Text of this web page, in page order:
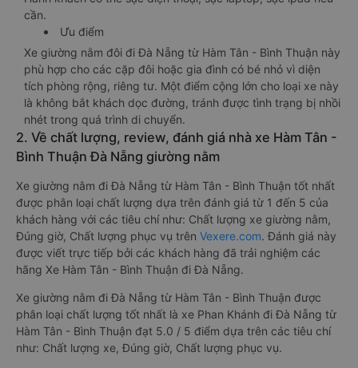
cần.
Ưu điểm
Xe giường nằm đôi đi Đà Nẵng từ Hàm Tân - Bình Thuận này
phù hợp cho các cặp đôi hoặc gia đình có bé nhỏ vì diện
tích phòng rộng, riêng tư. Một điểm cộng lớn cho loại xe này
là không bắt khách dọc đường, tránh được tình trạng bị nhồi
nhét trong quá trình di chuyển.
2. Về chất lượng, review, đánh giá nhà xe Hàm Tân -
Bình Thuận Đà Nẵng giường nằm
Xe giường nằm đi Đà Nẵng từ Hàm Tân - Bình Thuận tốt nhất
được phân loại chất lượng dựa trên đánh giá từ 1 đến 5 của
khách hàng với các tiêu chí như: Chất lượng xe giường nằm,
Đúng giờ, Chất lượng phục vụ trên Vexere.com. Đánh giá này
được viết trực tiếp bởi các khách hàng đã trải nghiệm các
hãng Xe Hàm Tân - Bình Thuận đi Đà Nẵng.
Xe giường nằm đi Đà Nẵng từ Hàm Tân - Bình Thuận được
phân loại chất lượng tốt nhất là xe Phan Khánh đi Đà Nẵng từ
Hàm Tân - Bình Thuận đạt 5.0 / 5 điểm dựa trên các tiêu chí
như: Chất lượng xe, Đúng giờ, Chất lượng phục vụ.